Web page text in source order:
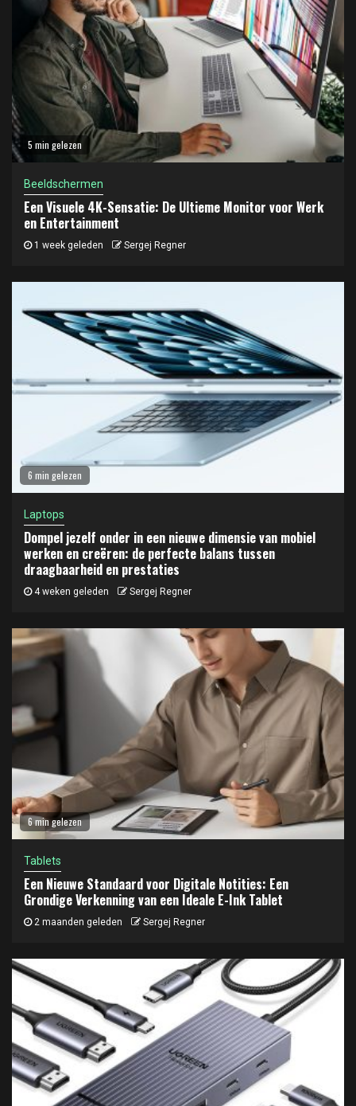
5 min gelezen
Beeldschermen
Een Visuele 4K-Sensatie: De Ultieme Monitor voor Werk
en Entertainment
1 week geleden Sergej Regner
6 min gelezen
Laptops
Dompel jezelf onder in een nieuwe dimensie van mobiel
werken en creëren: de perfecte balans tussen
draagbaarheid en prestaties
4 weken geleden Sergej Regner
6 min gelezen
Tablets
Een Nieuwe Standaard voor Digitale Notities: Een
Grondige Verkenning van een Ideale E-Ink Tablet
2 maanden geleden Sergej Regner